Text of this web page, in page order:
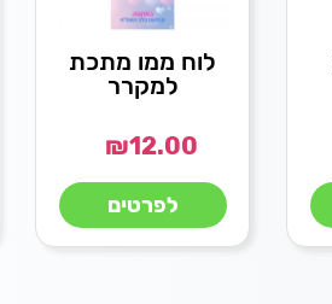
לוח ממו מתכת
למקרר
₪12.00
לפרטים